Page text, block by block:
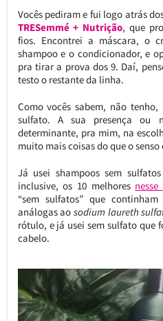
Vocês pediram e fui logo atrás
TRESemmé + Nutrição, que
fios. Encontrei a máscara, o
shampoo e o condicionador, e
pra tirar a prova dos 9. Daí,
testo o restante da linha.
Como vocês sabem, não
sulfato. A sua presença ou
determinante, pra mim, na
muito mais coisas do que o senso
Já usei shampoos sem
inclusive, os 10 melhores
“sem sulfatos” que
análogas ao sodium laureth
rótulo, e já usei sem sulfato que
cabelo.